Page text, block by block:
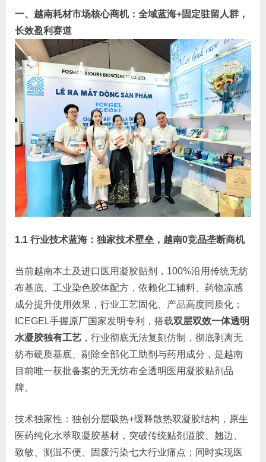
一、越南耗材市场核心商机：全域蓝海+固定驻留人群，
长效盈利赛道
1.1 行业技术蓝海：独家技术壁垒，越南0竞品垄断商机
当前越南本土及进口医用凝胶贴剂，100%沿用传统无纺
布基底、工业染色胶体配方，依赖化工辅料、药物凉感
成分提升使用效果，行业工艺固化、产品高度同质化；
ICEGEL手握原厂国家发明专利，搭载双层双效一体透明
水凝胶独有工艺 ，行业彻底无法复刻仿制，彻底剥离无
纺布硬质基底、剔除全部化工助剂与药用成分，是越南
目前唯一获批备案的无无纺布全透明医用凝胶贴剂品
牌。
技术独家性：独创分层吸热+缓释散热双凝胶结构，原生
医药纯化水萃取凝胶基材，突破传统贴剂溢胶、翘边、
致敏、测温不便、固废污染七大行业痛点；同时实现医